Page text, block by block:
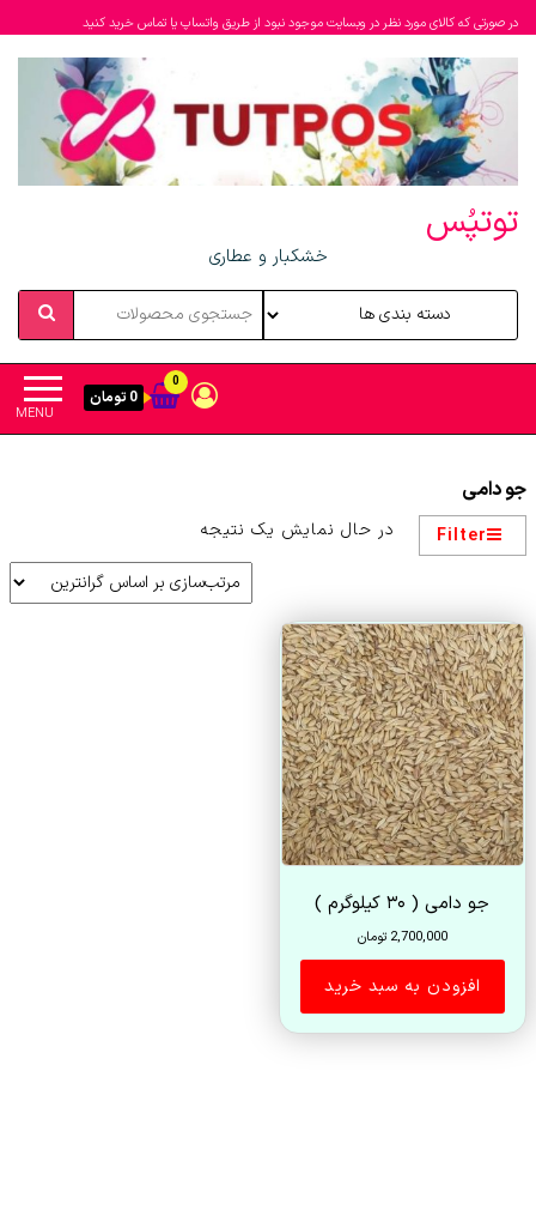
در صورتی که کالای مورد نظر در وبسایت موجود نبود از طریق واتساپ یا تماس خرید کنید
توتپُس
خشکبار و عطاری
MENU
0
0 تومان
جو دامی
Filter در حال نمایش یک نتیجه
جو دامی ( ۳۰ کیلوگرم )
2,700,000 تومان
افزودن به سبد خرید